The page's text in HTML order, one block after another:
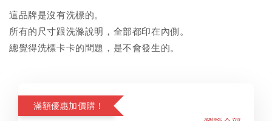
這品牌是沒有洗標的。
所有的尺寸跟洗滌說明，全部都印在內側。
總覺得洗標卡卡的問題，是不會發生的。
滿額優惠加價購！